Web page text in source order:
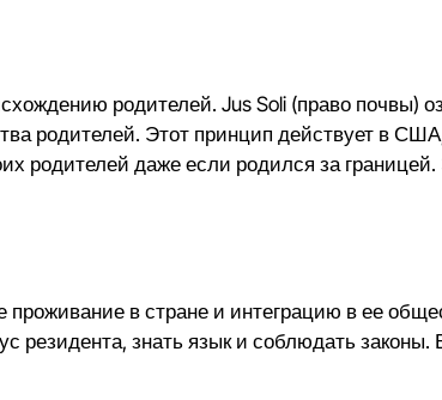
родителей. Jus Soli (право почвы)
родителей. Этот принцип действует в
родителей даже если родился за
проживание в стране и интеграцию в ее
резидента, знать язык и соблюдать законы.